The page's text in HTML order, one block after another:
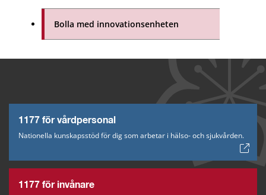
Bolla med innovationsenheten
1177 för vårdpersonal
Nationella kunskapsstöd för dig som arbetar i hälso- och sjukvården.
1177 för invånare